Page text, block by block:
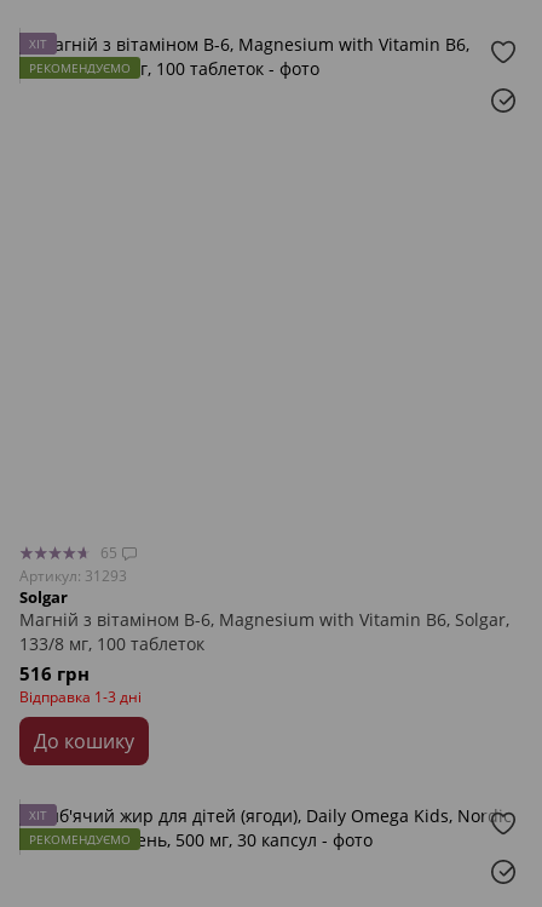
ХІТ
РЕКОМЕНДУЄМО
65
Артикул: 31293
Solgar
Магній з вітаміном В-6, Magnesium with Vitamin B6, Solgar,
133/8 мг, 100 таблеток
516 грн
Відправка 1-3 дні
До кошику
ХІТ
РЕКОМЕНДУЄМО